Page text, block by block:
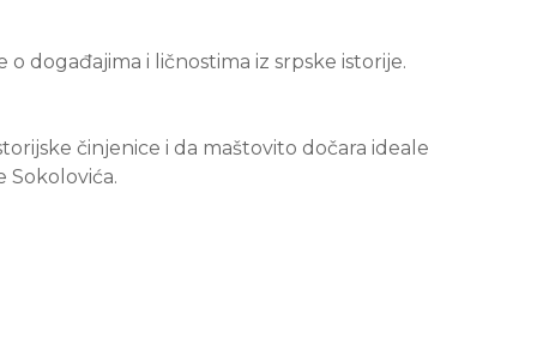
događajima i ličnostima iz srpske istorije.
činjenice i da maštovito dočara ideale
Sokolovića.